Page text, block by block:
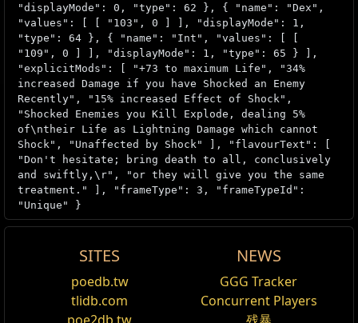
"displayMode": 0, "type": 62 }, { "name": "Dex",
"values": [ [ "103", 0 ] ], "displayMode": 1,
"type": 64 }, { "name": "Int", "values": [ [
"109", 0 ] ], "displayMode": 1, "type": 65 } ],
"explicitMods": [ "+73 to maximum Life", "34%
increased Damage if you have Shocked an Enemy
Recently", "15% increased Effect of Shock",
"Shocked Enemies you Kill Explode, dealing 5%
of\ntheir Life as Lightning Damage which cannot
Shock", "Unaffected by Shock" ], "flavourText": [
"Don't hesitate; bring death to all, conclusively
and swiftly,\r", "or they will give you the same
treatment." ], "frameType": 3, "frameTypeId":
"Unique" }
Inpulsa's Broken
SITES
poedb.tw
tlidb.com
NEWS
GGG Tracker
Concurrent Players